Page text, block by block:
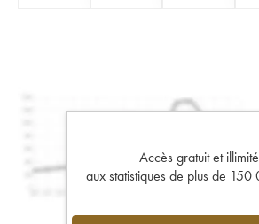
Accès gratuit et illimité
aux statistiques de plus de 150